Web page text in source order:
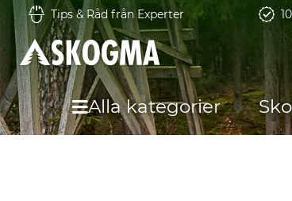
Tips & Råd från Experter
Alla kategorier